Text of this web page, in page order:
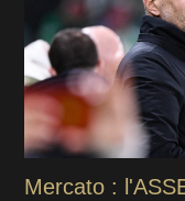
Mercato :